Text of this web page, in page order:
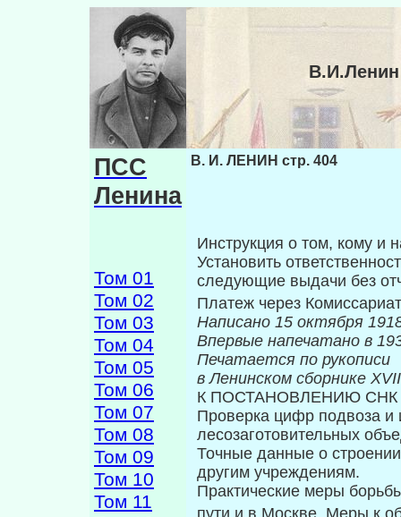
ПСС
Ленина
Том 01
Том 02
Том 03
Том 04
Том 05
Том 06
Том 07
Том 08
Том 09
Том 10
Том 11
В. И. ЛЕНИН стр. 404
Инструкция о том, кому и
Установить
следующие вы­дачи без
Платеж через
Написано 15 октября
Впервые
Печатается по рукописи
в Ленинском сборнике
К ПОСТАНОВЛЕНИЮ
Проверка цифр подвоза и
лесозаготовительных
Точные данные о
другим уч­реждениям.
Практические меры